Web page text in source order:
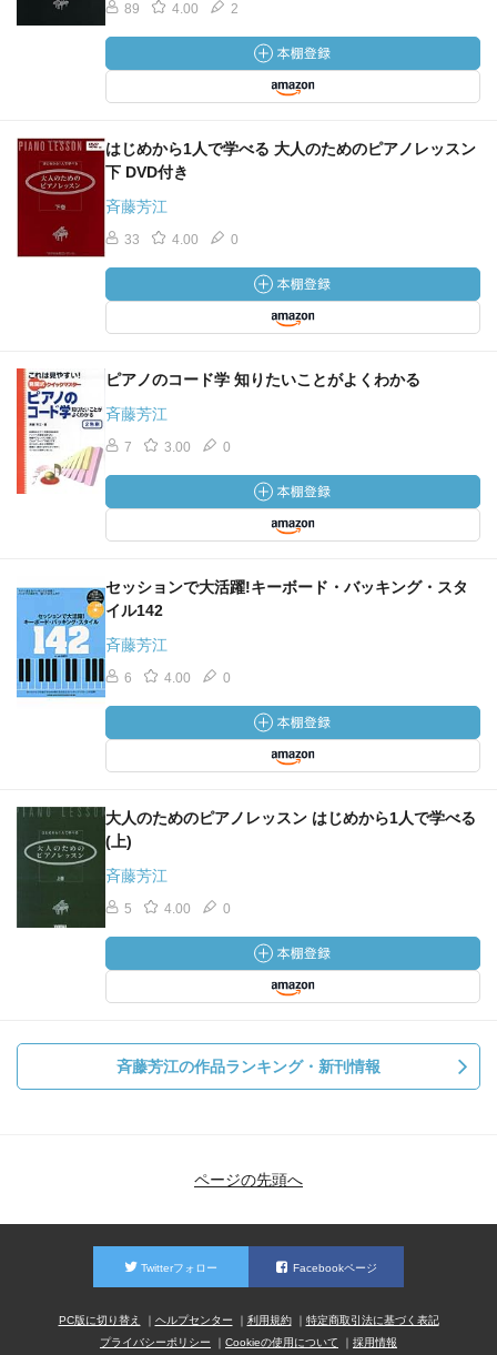
89 4.00 2
はじめから1人で学べる 大人のためのピアノレッスン
下 DVD付き
斉藤芳江
33 4.00 0
ピアノのコード学 知りたいことがよくわかる
斉藤芳江
7 3.00 0
セッションで大活躍!キーボード・バッキング・スタ
イル142
斉藤芳江
6 4.00 0
大人のためのピアノレッスン はじめから1人で学べる
(上)
斉藤芳江
5 4.00 0
斉藤芳江の作品ランキング・新刊情報
ページの先頭へ
Twitterフォロー Facebookページ
PC版に切り替え ヘルプセンター 利用規約
特定商取引法に基づく表記
プライバシーポリシー
Cookieの使用について 採用情報